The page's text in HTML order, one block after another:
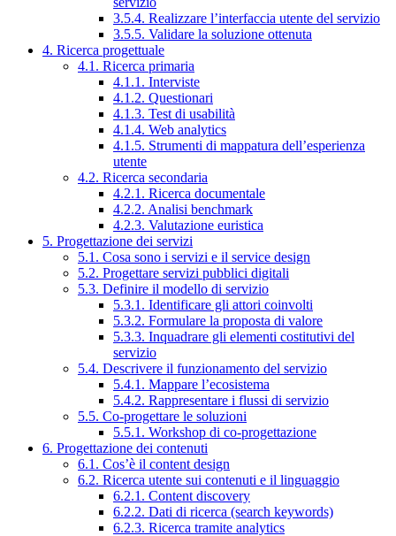
3.5.4. Realizzare l’interfaccia utente del servizio
3.5.5. Validare la soluzione ottenuta
4. Ricerca progettuale
4.1. Ricerca primaria
4.1.1. Interviste
4.1.2. Questionari
4.1.3. Test di usabilità
4.1.4. Web analytics
4.1.5. Strumenti di mappatura dell’esperienza
utente
4.2. Ricerca secondaria
4.2.1. Ricerca documentale
4.2.2. Analisi benchmark
4.2.3. Valutazione euristica
5. Progettazione dei servizi
5.1. Cosa sono i servizi e il service design
5.2. Progettare servizi pubblici digitali
5.3. Definire il modello di servizio
5.3.1. Identificare gli attori coinvolti
5.3.2. Formulare la proposta di valore
5.3.3. Inquadrare gli elementi costitutivi del
servizio
5.4. Descrivere il funzionamento del servizio
5.4.1. Mappare l’ecosistema
5.4.2. Rappresentare i flussi di servizio
5.5. Co-progettare le soluzioni
5.5.1. Workshop di co-progettazione
6. Progettazione dei contenuti
6.1. Cos’è il content design
6.2. Ricerca utente sui contenuti e il linguaggio
6.2.1. Content discovery
6.2.2. Dati di ricerca (search keywords)
6.2.3. Ricerca tramite analytics